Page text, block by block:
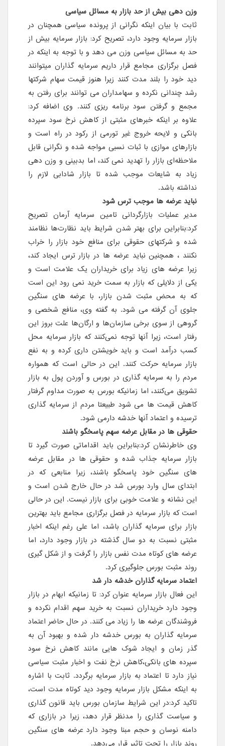
وزن دهی بیش از حد بازار به مسائل سیاسی
ثابت با بیان اینکه نگرانی از پرونده سیاسی همچنان در
بازار سرمایه وجود دارد، تصریح کرد: بازار سرمایه بیش از
حد به مسائل سیاسی وزن می دهد و با توجه به اینکه در
فصل برگزاری مجامع قرار داریم سرمایه گذاران میتوانند
دید خود را بلند مدت کنند زیرا هنوز قیمت سهام شرکتها
رشد چندانی نکرده و سهامداران می توانند برای رفتن به
مجمع و گرفتن سود برنامه ریزی کنند. وی اضافه کرد:
علاوه بر اینکه خبرهای مثبتی از کاهش نرخ سود سپرده
بانکی و لایحه خروج غیر تورمی از رکود در راه است و
بازارهای موازی با ثبات نسبی مواجه شده و نگرانی قابل
ملاحظه‌ای بازار را تهدید نمی کند، اما بدبینی و وزن دهی
زیاد به شایعات موجب شده تا بازار شادابی لازم را
نداشته باشد.
نباید عرضه ها موجب ترس شود
مدیر عملیات بازارگردانی تامین سرمایه آرمان تصریح
کرد:بنابراین برای بهتر شدن شرایط باید نظارت‌ها نظامند
شده و شرکتهای حقوقی برای منافع خود بازار را خراب
نکنند ، همچنین نباید عرضه ها در بازار ترس ایجاد کند،
زیرا عرضه های زیاد برای خریداران یک علامت است و
یکی از دلایلی که بازار به سمت خرید نمی رود این است
که به محض مثبت شدن بازار، با عرضه های سنگین
جلوی آن گرفته می شود. به گفته وی، منافع شخصی و
گروهی از سوی برخی سازمان‌ها و ارگان‌ها علت بروز این
رفتار است، زیرا آنها توجه نمی‌کنند که بازار سرمایه محل
کسب درآمد است و باید خویشتن داری کرده و به نفع
بازار سرمایه حرکت کنند. این در حالی است که همواره
مردم را به سرمایه گذاری در بورس و آوردن پول به بازار
تشویق می‌کنند، اما زمانیکه بورس به صورت مداوم گرفتار
کاهش قیمت ها می شود طبیعتا مردم از سرمایه گذاری
ترسیده و اعتماد آنها خدشه دارمی شود.
حقوقی ها در مقابل عرضه سهم پاسخگو باشند
وی خاطرنشان کرد:بنابراین باید اقداماتی صورت گیرد تا
بازار سرمایه جذاب شده و حقوقی ها در مقابل عرضه
های سنگین خود پاسخگو باشند، زیرا منابعی که در
ابتدای سال وارد بورس شد در حال خارج شدن است و
این نشانه و علامت خوبی برای بازار نیست. این در حالی
است که بازار سرمایه در فصل برگزاری مجامع باید بهترین
بازار برای سرمایه گذاران باشد، اما علی رغم اینکه اخبار
مثبتی نسبت به دو سال گذشته در بازار وجود دارد، اما
عرضه های کوتاه مدت نفس بازار را گرفت و از شکل گیری
روند مثبت بورس جلوگیری کرد.
اعتماد سرمایه گذاران خدشه دار شد
این فعال بازار سرمایه عنوان کرد: تا زمانیکه ابهام در بازار
وجود دارد خریداران نسبت به خرید سهم اقدام نکرده و
فروشندگان عرضه ها را زیاد می کنند. در حال حاضر اعتماد
سرمایه گذاران به بورس خدشه دار شده و بهبود آن به
گذر زمان و ایجاد شوک هایی مانند کاهش نرخ سود
سپرده های بانکی،کاهش نرخ نفت و اخبار مثبت سیاسی
نیاز دارد تا اعتماد به بازار سرمایه برگردد. ثابت با اشاره
به اینکه مشکل بازار سرمایه وجود دید کوتاه مدت است،
تاکید کرد:در این شرایط سازمان بورس باید قانون گذاری
و سیاست گذاری را مدنظر قرار دهد، زیرا در بازاری که
دامنه نوسان و حجم مبنا وجود دارد عرضه های سنگین
روند بازار را تحت تاثیر قرار می‌دهد.